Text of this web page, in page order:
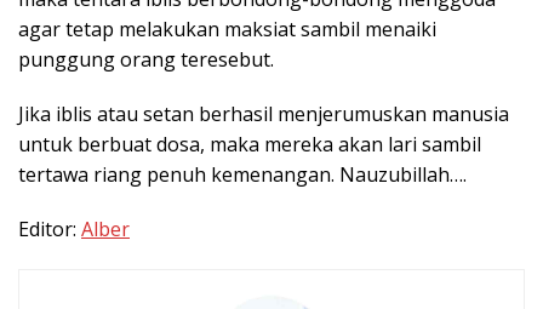
agar tetap melakukan maksiat sambil menaiki
punggung orang teresebut.
Jika iblis atau setan berhasil menjerumuskan manusia
untuk berbuat dosa, maka mereka akan lari sambil
tertawa riang penuh kemenangan. Nauzubillah….
Editor: Alber